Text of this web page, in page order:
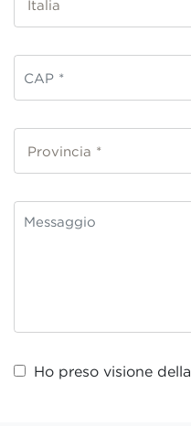
Ho preso visione della